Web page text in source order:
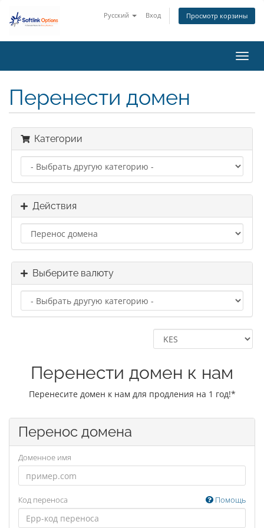
Русский Вход Просмотр корзины
Перенести домен
Категории
Действия
Выберите валюту
Перенести домен к нам
Перенесите домен к нам для продления на 1 год!*
Перенос домена
Доменное имя
Код переноса Помощь